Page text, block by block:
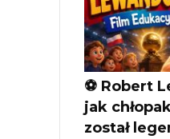
⚽ Robert
jak
został